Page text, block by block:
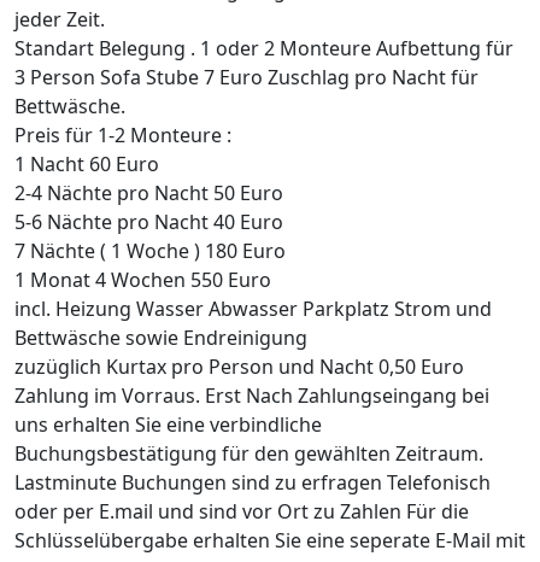
jeder Zeit.
Standart Belegung . 1 oder 2 Monteure Aufbettung für
3 Person Sofa Stube 7 Euro Zuschlag pro Nacht für
Bettwäsche.
Preis für 1-2 Monteure :
1 Nacht 60 Euro
2-4 Nächte pro Nacht 50 Euro
5-6 Nächte pro Nacht 40 Euro
7 Nächte ( 1 Woche ) 180 Euro
1 Monat 4 Wochen 550 Euro
incl. Heizung Wasser Abwasser Parkplatz Strom und
Bettwäsche sowie Endreinigung
zuzüglich Kurtax pro Person und Nacht 0,50 Euro
Zahlung im Vorraus. Erst Nach Zahlungseingang bei
uns erhalten Sie eine verbindliche
Buchungsbestätigung für den gewählten Zeitraum.
Lastminute Buchungen sind zu erfragen Telefonisch
oder per E.mail und sind vor Ort zu Zahlen Für die
Schlüsselübergabe erhalten Sie eine seperate E-Mail mit